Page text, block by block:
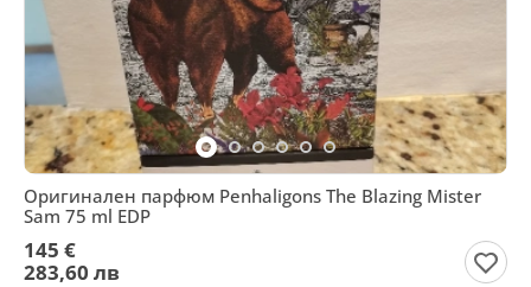
Оригинален парфюм Penhaligons The Blazing Mister
Sam 75 ml EDP
145 €
283,60 лв